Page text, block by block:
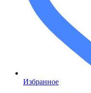
Избранное